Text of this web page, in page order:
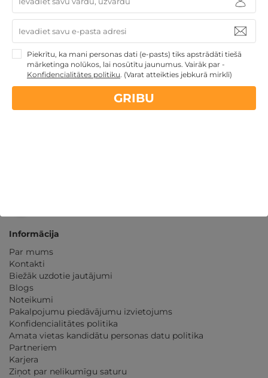
14 dienunaudas atmaksas garantija
GribuAtpusties.lvizmēģinātsunpārbaudīts
Informācija
Par mums
Kontakti
Biežāk uzdotie jautājumi
Blogs
Noteikumi
Pakalpojumu piedāvājumu izvietojums
Konfidencialitātes politika
Amata vietas kandidātu personas datu politika
Partneriem
Karjera
Ziņot par nelikumīgu saturu
Piekrītu, ka mani personas dati (e-pasts) tiks apstrādāti tiešā
mārketinga nolūkos, lai nosūtītu jaunumus. Vairāk par -
Konfidencialitātes politiku. (Varat atteikties jebkurā mirklī)
GRIBU